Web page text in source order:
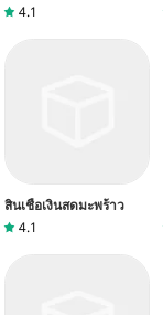
4.1
สินเชื่อเงินสดมะพร้าว
4.1